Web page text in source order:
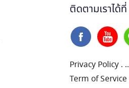
ติดตามเราได้ที่
Privacy Policy . ..
Term of Service